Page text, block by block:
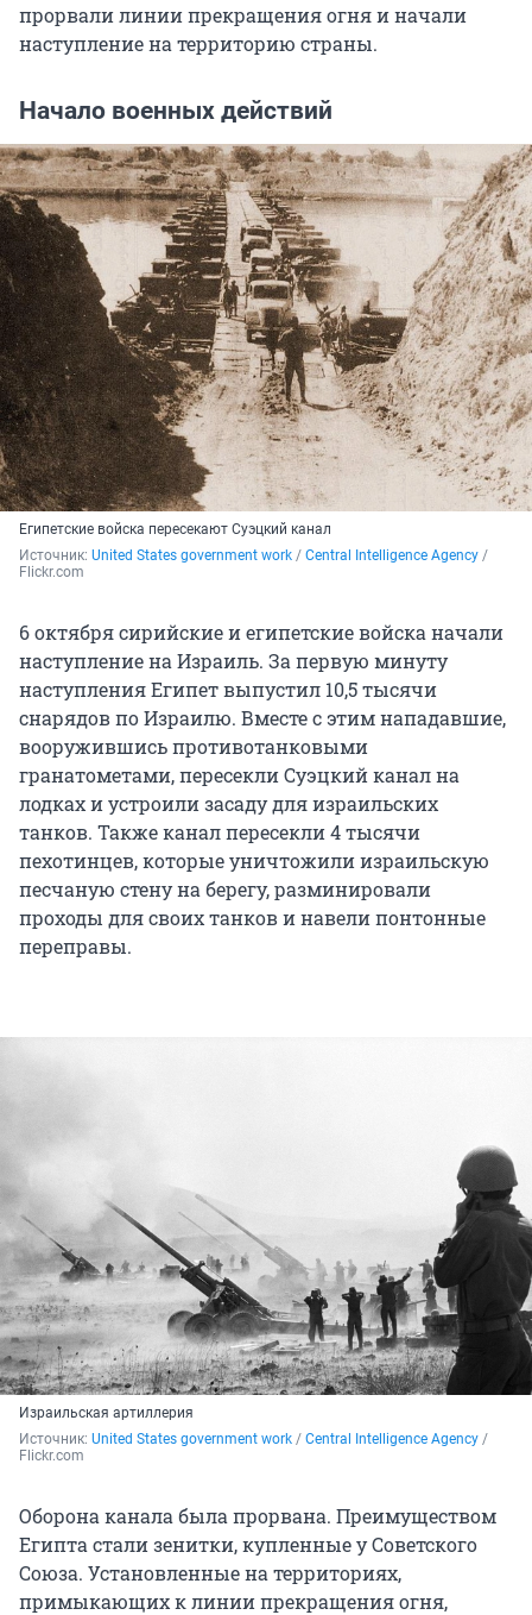
прорвали линии прекращения огня и начали
наступление на территорию страны.
Начало военных действий
Египетские войска пересекают Суэцкий канал
Источник: United States government work / Central Intelligence Agency /
Flickr.com
6 октября сирийские и египетские войска начали
наступление на Израиль. За первую минуту
наступления Египет выпустил 10,5 тысячи
снарядов по Израилю. Вместе с этим нападавшие,
вооружившись противотанковыми
гранатометами, пересекли Суэцкий канал на
лодках и устроили засаду для израильских
танков. Также канал пересекли 4 тысячи
пехотинцев, которые уничтожили израильскую
песчаную стену на берегу, разминировали
проходы для своих танков и навели понтонные
переправы.
Израильская артиллерия
Источник: United States government work / Central Intelligence Agency /
Flickr.com
Оборона канала была прорвана. Преимуществом
Египта стали зенитки, купленные у Советского
Союза. Установленные на территориях,
примыкающих к линии прекращения огня,